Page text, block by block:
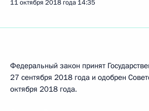
11 октября 2018 года 14:35
Федеральный закон принят
27 сентября 2018 года и одобрен
октября 2018 года.